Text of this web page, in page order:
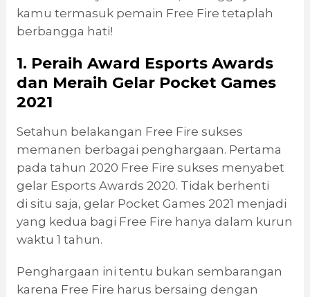
kamu termasuk pemain Free Fire tetaplah
berbangga hati!
1. Peraih Award Esports Awards
dan Meraih Gelar Pocket Games
2021
Setahun belakangan Free Fire sukses
memanen berbagai penghargaan. Pertama
pada tahun 2020 Free Fire sukses menyabet
gelar Esports Awards 2020. Tidak berhenti
di situ saja, gelar Pocket Games 2021 menjadi
yang kedua bagi Free Fire hanya dalam kurun
waktu 1 tahun.
Penghargaan ini tentu bukan sembarangan
karena Free Fire harus bersaing dengan